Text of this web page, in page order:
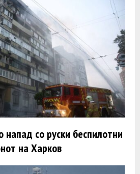
напад со руски беспилотни
на Харков